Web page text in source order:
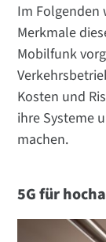
Im Folgenden
Merkmale
Mobilfunk
Kosten und
ihre Systeme
machen.
5G für